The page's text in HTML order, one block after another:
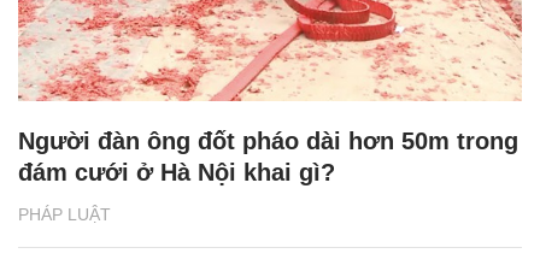
PHÁP LUẬT
Người đàn ông đốt pháo dài hơn 50m trong
đám cưới ở Hà Nội khai gì?